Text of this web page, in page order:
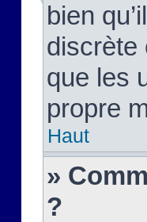
bien
discrète
que les
propre
Haut
»
?